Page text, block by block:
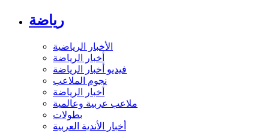
رياضة
الأخبار الرياضية
أخبار الرياضة
فيديو أخبار الرياضة
نجوم الملاعب
أخبار الرياضة
ملاعب عربية وعالمية
بطولات
أخبار الأندية العربية